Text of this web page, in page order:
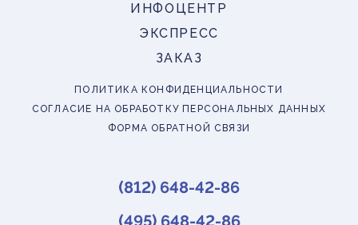
ИНФОЦЕНТР
ЭКСПРЕСС
ЗАКАЗ
ПОЛИТИКА КОНФИДЕНЦИАЛЬНОСТИ
СОГЛАСИЕ НА ОБРАБОТКУ ПЕРСОНАЛЬНЫХ ДАННЫХ
ФОРМА ОБРАТНОЙ СВЯЗИ
(812) 648-42-86
(495) 648-42-86